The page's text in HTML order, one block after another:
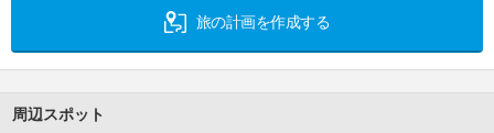
旅の計画を作成する
周辺スポット